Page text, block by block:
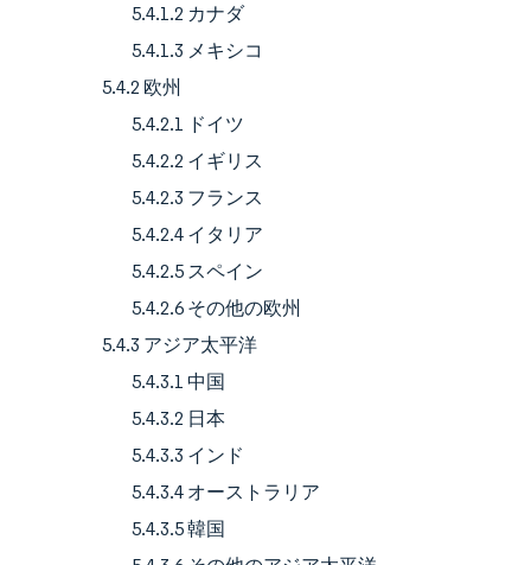
5.4.1.2 カナダ
5.4.1.3 メキシコ
5.4.2 欧州
5.4.2.1 ドイツ
5.4.2.2 イギリス
5.4.2.3 フランス
5.4.2.4 イタリア
5.4.2.5 スペイン
5.4.2.6 その他の欧州
5.4.3 アジア太平洋
5.4.3.1 中国
5.4.3.2 日本
5.4.3.3 インド
5.4.3.4 オーストラリア
5.4.3.5 韓国